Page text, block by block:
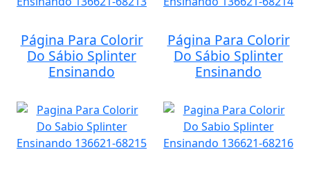
Página Para Colorir
Do Sábio Splinter
Ensinando
Página Para Colorir
Do Sábio Splinter
Ensinando